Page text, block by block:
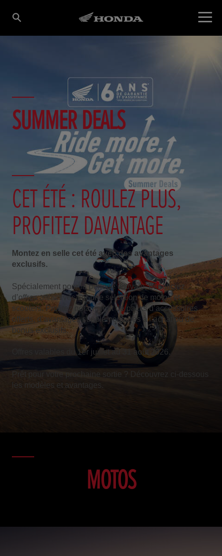
SUMMER DEALS
CET ÉTÉ : ROULEZ PLUS,
PROFITEZ DAVANTAGE
Montez en selle cet été avec des avantages
exclusifs.
Spécialement pour la période estivale, bénéficiez
d’offres attractives sur une sélection de motos et
scooters. Profitez notamment de packs d’accessoires
offerts, d’avantages supplémentaires à l’achat ou de
bonus exclusifs.
Offres valables du 1er juillet au 31 août 2026.
Prêt pour votre prochaine sortie ? Découvrez ci-dessous
les modèles et avantages.
MOTOS